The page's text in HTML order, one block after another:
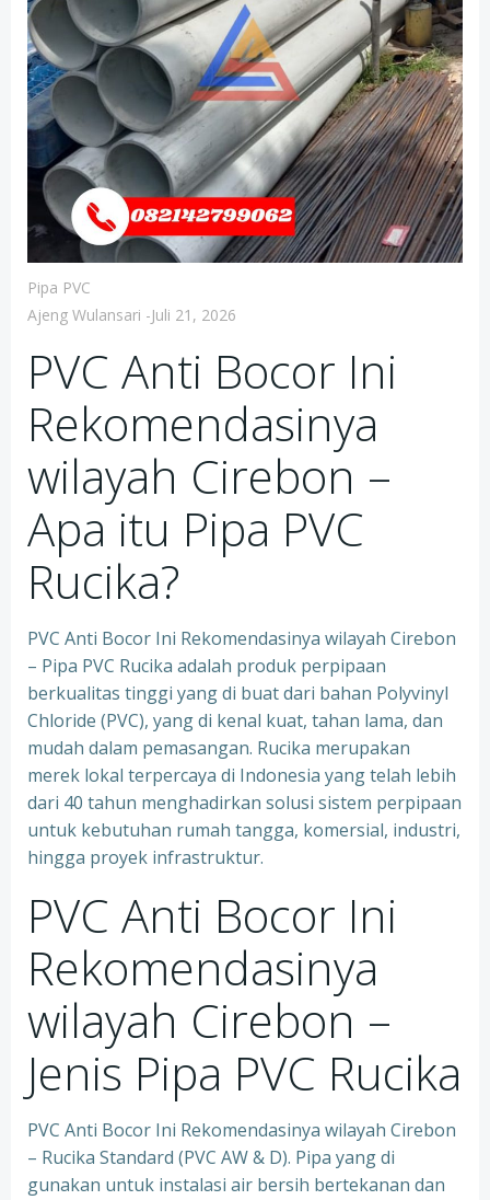
Pipa PVC
Ajeng Wulansari -Juli 21, 2026
PVC Anti Bocor Ini
Rekomendasinya
wilayah Cirebon –
Apa itu Pipa PVC
Rucika?
PVC Anti Bocor Ini Rekomendasinya wilayah Cirebon
– Pipa PVC Rucika adalah produk perpipaan
berkualitas tinggi yang di buat dari bahan Polyvinyl
Chloride (PVC), yang di kenal kuat, tahan lama, dan
mudah dalam pemasangan. Rucika merupakan
merek lokal terpercaya di Indonesia yang telah lebih
dari 40 tahun menghadirkan solusi sistem perpipaan
untuk kebutuhan rumah tangga, komersial, industri,
hingga proyek infrastruktur.
PVC Anti Bocor Ini
Rekomendasinya
wilayah Cirebon –
Jenis Pipa PVC Rucika
PVC Anti Bocor Ini Rekomendasinya wilayah Cirebon
– Rucika Standard (PVC AW & D). Pipa yang di
gunakan untuk instalasi air bersih bertekanan dan